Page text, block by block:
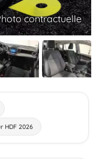
contractuelle
HDF 2026